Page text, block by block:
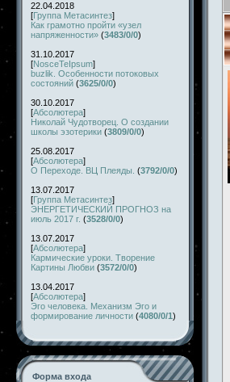
22.04.2018
[Группа Метасинтез]
Как грамотно пройти «узел
напряженности» (3483/0/0)
31.10.2017
[NosceTeIpsum]
buzlik. Особенности потоковых
состояний (3625/0/0)
30.10.2017
[Абсолютера]
Николай Чудотворец. О создании
школы эзотерики (3809/0/0)
25.08.2017
[Абсолютера]
О Переходе. ВЦ Плеяды. (3792/0/0)
13.07.2017
[Группа Метасинтез]
ЭНЕРГЕТИЧЕСКИЙ ПРОГНОЗ на
июль 2017 г. (3528/0/0)
13.07.2017
[Абсолютера]
Кармические уроки. Творение
Картины Любви (3572/0/0)
13.04.2017
[Абсолютера]
Эго человека. Механизм Эго и
формирование личности (4080/0/1)
Форма входа